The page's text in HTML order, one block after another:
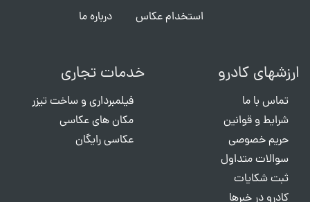
استخدام عکاس
درباره ما
ارزشهای کادرو
تماس با ما
شرایط و قوانین
حریم خصوصی
سوالات متداول
ثبت شکایات
کادرو در خبرها
خدمات تجاری
فیلمبرداری و ساخت تیزر
مکان های عکاسی
عکاسی رایگان